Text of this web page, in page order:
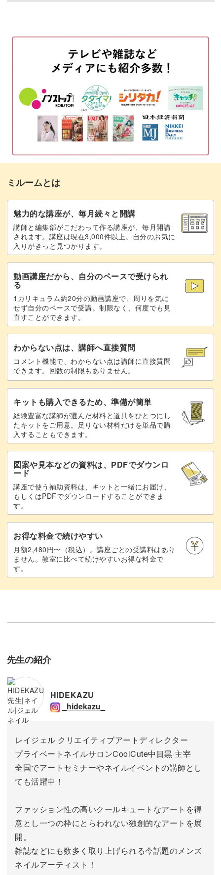
このモチーフを際立たせるにはベースカラーも重要です。
透明感のあるベースの塗り方や、色の濃さのオススメはレ
ッスンでご紹介します。
また、桜をバランスよく配置するコツもレクチャー。
満開の桜や散っている花びらなど、お好みのアレンジで桜
のアートを楽しめるようになりますよ。
桜の中心にはストーンパーツを添えて、上品なアクセント
をプラス。
完成した桜ネイルを見るたび、その美しさに癒やされるこ
とまちがいなしです。
春の訪れを感じさせる、桜マグネットのデザイン。
ぜひチャレンジしてみてくださいね。
桜のアートを描く
余白に花びらを描く
シルバーのラメで周りを囲む 14:58
花の中心にストーンとパーツを置く
トップジェルを塗布する
完成♪ 19:26
ミルームとは
魅力的な講座が、毎月続々と開講
講師と編集部がこだわって作る講座が、毎月開講
されます。講座は現在3,000件以上。自分のお気に
入りがきっと見つかります。
動画講座だから、自分のペースで受けられ
る
1カリキュラム約20分の動画講座で、周りを気に
せず自分のペースで受講。制限なく、何度でも見
直すことができます。
わからない点は、講師へ直接質問
コメント機能で、わからない点は講師に直接質問
できます。回数の制限もありません。
キットも購入できるため、準備が簡単
経験豊富な講師が選んだ材料と道具をひとつにし
たキットをご用意。足りない材料だけを単品で購
入することもできます。
図案や見本などの資料は、PDFでダウンロ
ード
講座で使う補助資料は、キットと一緒にお届け、
もしくはPDFでダウンロードすることができま
す。
お得な料金で続けやすい
月額2,480円〜（税込）。講座ごとの受講料はあり
ません。教室に比べて続けやすいお得な料金で
す。
先生の紹介
HIDEKAZU
_hidekazu_
レイジェル クリエイティブアートディレクター
プライベートネイルサロンCoolCute中目黒 主宰
全国でアートセミナーやネイルイベントの講師とし
ても活躍中！
ファッション性の高いクールキュートなアートを得
意とし一つの枠にとらわれない独創的なアートを展
開。
雑誌などにも数多く取り上げられる今話題のメンズ
ネイルアーティスト！